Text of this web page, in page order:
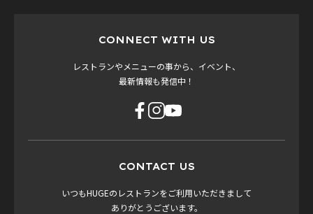
CONNECT WITH US
レストランやメニューの事から、イベント、
最新情報も発信中！
CONTACT US
いつもHUGEのレストランをご利用いただきまして
ありがとうございます。